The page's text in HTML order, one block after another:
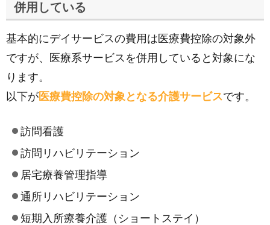
併用している
基本的にデイサービスの費用は医療費控除の対象外
ですが、医療系サービスを併用していると対象にな
ります。
以下が医療費控除の対象となる介護サービスです。
訪問看護
訪問リハビリテーション
居宅療養管理指導
通所リハビリテーション
短期入所療養介護（ショートステイ）